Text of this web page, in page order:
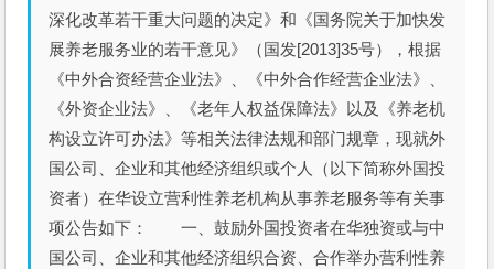
深化改革若干重大问题的决定》和《国务院关于加快发
展养老服务业的若干意见》（国发[2013]35号），根据
《中外合资经营企业法》、《中外合作经营企业法》、
《外资企业法》、《老年人权益保障法》以及《养老机
构设立许可办法》等相关法律法规和部门规章，现就外
国公司、企业和其他经济组织或个人（以下简称外国投
资者）在华设立营利性养老机构从事养老服务等有关事
项公告如下： 一、鼓励外国投资者在华独资或与中
国公司、企业和其他经济组织合资、合作举办营利性养